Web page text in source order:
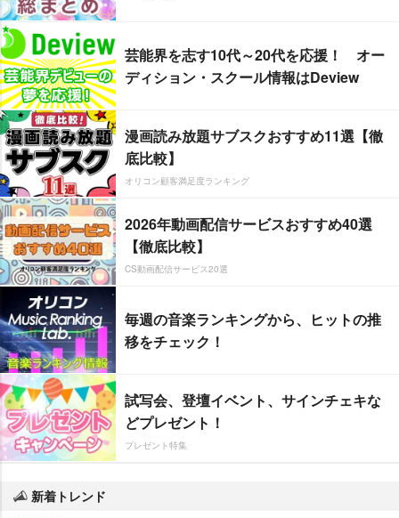
芸能界を志す10代～20代を応援！ オー
ディション・スクール情報はDeview
漫画読み放題サブスクおすすめ11選【徹
底比較】
オリコン顧客満足度ランキング
2026年動画配信サービスおすすめ40選
【徹底比較】
CS動画配信サービス20選
毎週の音楽ランキングから、ヒットの推
移をチェック！
試写会、登壇イベント、サインチェキな
どプレゼント！
プレゼント特集
新着トレンド